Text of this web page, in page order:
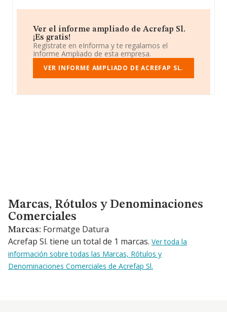
Ver el informe ampliado de Acrefap Sl.
¡Es gratis!
Regístrate en eInforma y te regalamos el
Informe Ampliado de esta empresa.
VER INFORME AMPLIADO DE ACREFAP SL.
Marcas, Rótulos y Denominaciones Comerciales
Marcas, Rótulos y Denominaciones
Comerciales
Marcas: Formatge Datura
Acrefap Sl. tiene un total de 1 marcas. Ver toda la
información sobre todas las Marcas, Rótulos y
Denominaciones Comerciales de Acrefap Sl.